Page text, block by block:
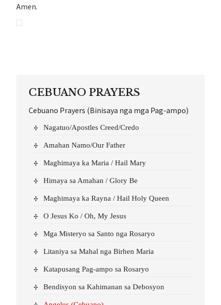
Amen.
CEBUANO PRAYERS
Cebuano Prayers (Binisaya nga mga Pag-ampo)
Nagatuo/Apostles Creed/Credo
Amahan Namo/Our Father
Maghimaya ka Maria / Hail Mary
Himaya sa Amahan / Glory Be
Maghimaya ka Rayna / Hail Holy Queen
O Jesus Ko / Oh, My Jesus
Mga Misteryo sa Santo nga Rosaryo
Litaniya sa Mahal nga Birhen Maria
Katapusang Pag-ampo sa Rosaryo
Bendisyon sa Kahimanan sa Debosyon